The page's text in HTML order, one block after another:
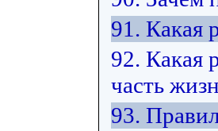
91. Какая
92. Какая
часть
93.